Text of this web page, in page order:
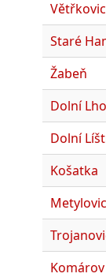
Staré
Žabeň
Dolní
Dolní
Košatka
Komárov